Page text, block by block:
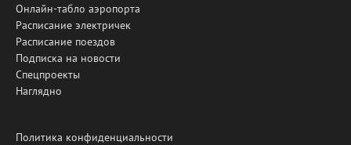
Онлайн-табло аэропорта
Расписание электричек
Расписание поездов
Подписка на новости
Спецпроекты
Наглядно
Политика конфиденциальности